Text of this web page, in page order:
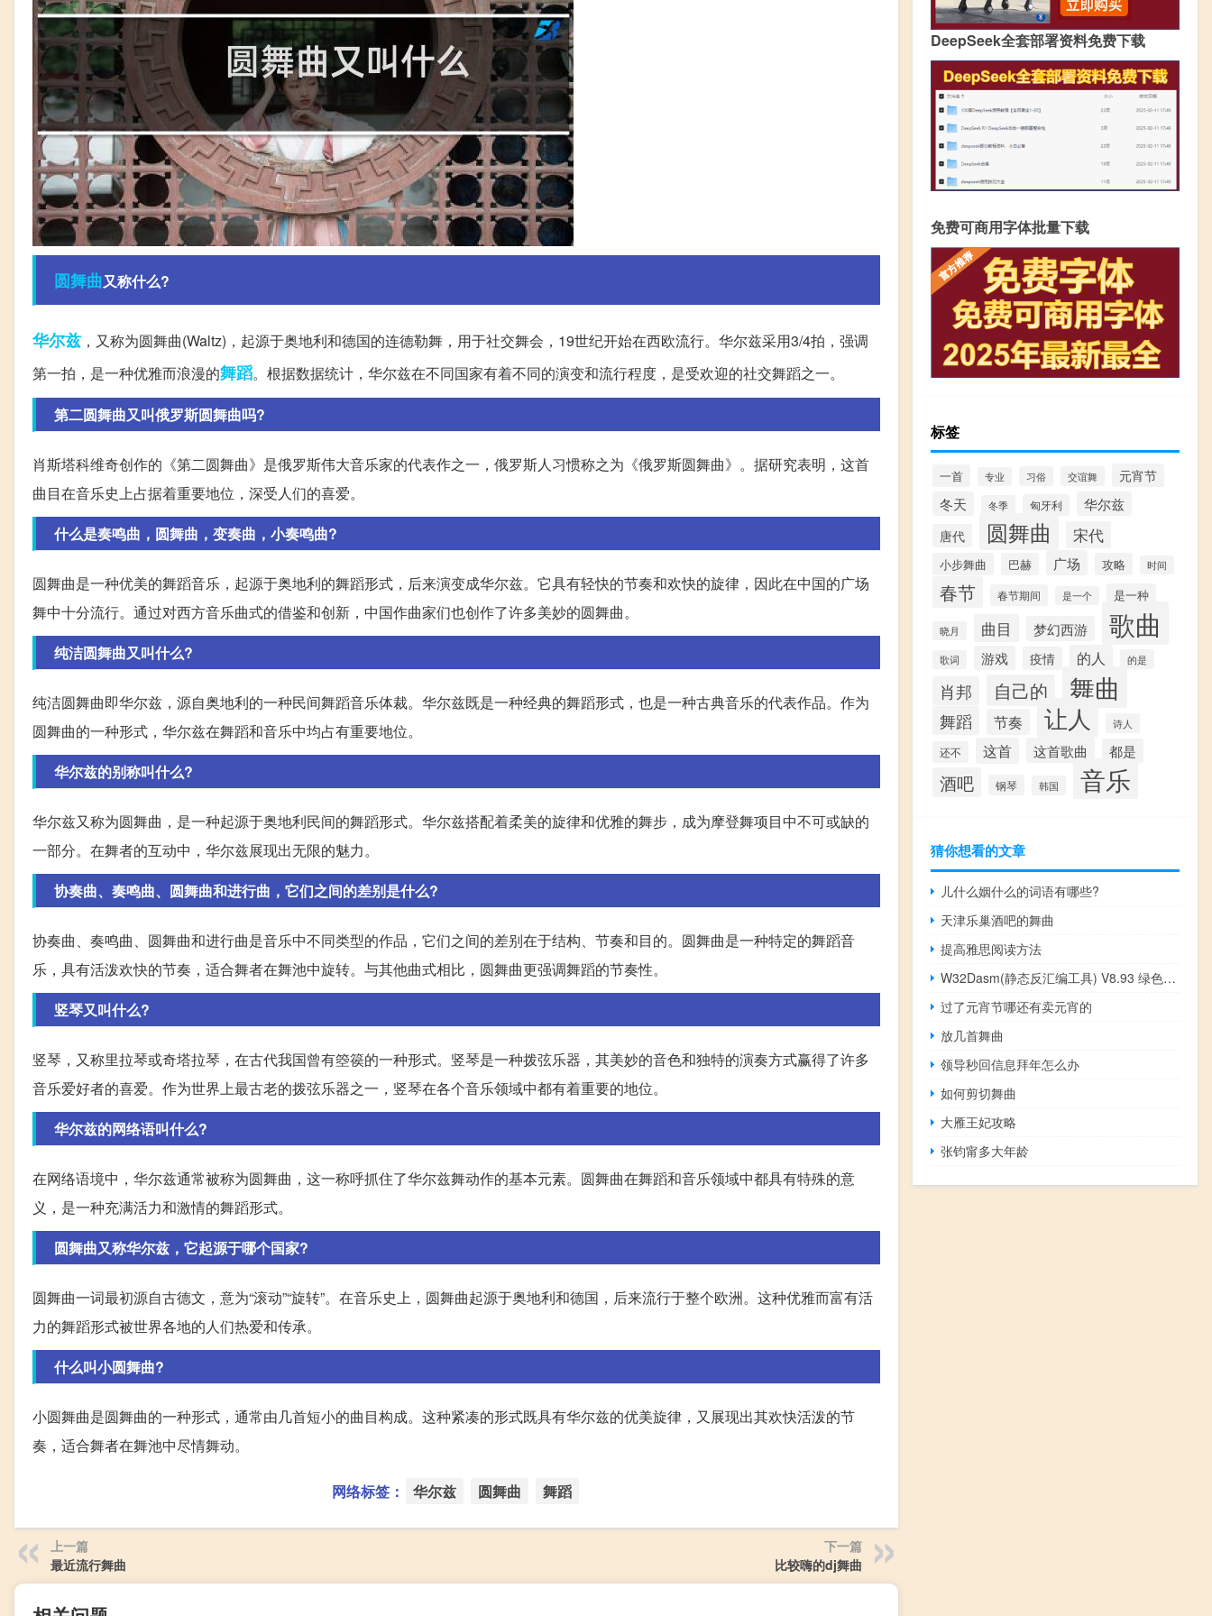
圆舞曲又称什么?
华尔兹 ，又称为圆舞曲(Waltz)，起源于奥地利和德国的连德勒舞，用于社交舞会，19世纪开始在西欧流行。华尔兹采用3/4拍，强调
第一拍，是一种优雅而浪漫的舞蹈。根据数据统计，华尔兹在不同国家有着不同的演变和流行程度，是受欢迎的社交舞蹈之一。
第二圆舞曲又叫俄罗斯圆舞曲吗?
肖斯塔科维奇创作的《第二圆舞曲》是俄罗斯伟大音乐家的代表作之一，俄罗斯人习惯称之为《俄罗斯圆舞曲》。据研究表明，这首
曲目在音乐史上占据着重要地位，深受人们的喜爱。
什么是奏鸣曲，圆舞曲，变奏曲，小奏鸣曲?
圆舞曲是一种优美的舞蹈音乐，起源于奥地利的舞蹈形式，后来演变成华尔兹。它具有轻快的节奏和欢快的旋律，因此在中国的广场
舞中十分流行。通过对西方音乐曲式的借鉴和创新，中国作曲家们也创作了许多美妙的圆舞曲。
纯洁圆舞曲又叫什么?
纯洁圆舞曲即华尔兹，源自奥地利的一种民间舞蹈音乐体裁。华尔兹既是一种经典的舞蹈形式，也是一种古典音乐的代表作品。作为
圆舞曲的一种形式，华尔兹在舞蹈和音乐中均占有重要地位。
华尔兹的别称叫什么?
华尔兹又称为圆舞曲，是一种起源于奥地利民间的舞蹈形式。华尔兹搭配着柔美的旋律和优雅的舞步，成为摩登舞项目中不可或缺的
一部分。在舞者的互动中，华尔兹展现出无限的魅力。
协奏曲、奏鸣曲、圆舞曲和进行曲，它们之间的差别是什么?
协奏曲、奏鸣曲、圆舞曲和进行曲是音乐中不同类型的作品，它们之间的差别在于结构、节奏和目的。圆舞曲是一种特定的舞蹈音
乐，具有活泼欢快的节奏，适合舞者在舞池中旋转。与其他曲式相比，圆舞曲更强调舞蹈的节奏性。
竖琴又叫什么?
竖琴，又称里拉琴或奇塔拉琴，在古代我国曾有箜篌的一种形式。竖琴是一种拨弦乐器，其美妙的音色和独特的演奏方式赢得了许多
音乐爱好者的喜爱。作为世界上最古老的拨弦乐器之一，竖琴在各个音乐领域中都有着重要的地位。
华尔兹的网络语叫什么?
在网络语境中，华尔兹通常被称为圆舞曲，这一称呼抓住了华尔兹舞动作的基本元素。圆舞曲在舞蹈和音乐领域中都具有特殊的意
义，是一种充满活力和激情的舞蹈形式。
圆舞曲又称华尔兹，它起源于哪个国家?
圆舞曲一词最初源自古德文，意为“滚动”“旋转”。在音乐史上，圆舞曲起源于奥地利和德国，后来流行于整个欧洲。这种优雅而富有活
力的舞蹈形式被世界各地的人们热爱和传承。
什么叫小圆舞曲?
小圆舞曲是圆舞曲的一种形式，通常由几首短小的曲目构成。这种紧凑的形式既具有华尔兹的优美旋律，又展现出其欢快活泼的节
奏，适合舞者在舞池中尽情舞动。
网络标签： 华尔兹 圆舞曲 舞蹈
上一篇
最近流行舞曲
下一篇
比较嗨的dj舞曲
DeepSeek全套部署资料免费下载
免费可商用字体批量下载
标签
一首 专业 习俗 交谊舞 元宵节
冬天 冬季 匈牙利 华尔兹
唐代 圆舞曲 宋代
小步舞曲 巴赫 广场 攻略 时间
春节 春节期间 是一个 是一种
晓月 曲目 梦幻西游 歌曲
歌词 游戏 疫情 的人 的是
肖邦 自己的 舞曲
舞蹈 节奏 让人 诗人
还不 这首 这首歌曲 都是
酒吧 钢琴 韩国 音乐
猜你想看的文章
儿什么姻什么的词语有哪些?
天津乐巢酒吧的舞曲
提高雅思阅读方法
W32Dasm(静态反汇编工具) V8.93 绿色免费版（W32Dasm(静态反汇编工具) V8.93 绿色免费版功能简介）
过了元宵节哪还有卖元宵的
放几首舞曲
领导秒回信息拜年怎么办
如何剪切舞曲
大雁王妃攻略
张钧甯多大年龄